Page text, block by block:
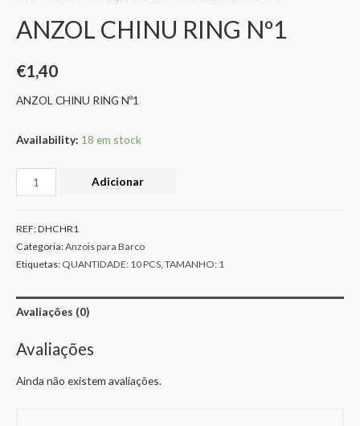
ANZOL CHINU RING Nº1
€1,40
ANZOL CHINU RING Nº1
Availability: 18 em stock
Adicionar
REF:DHCHR1
Categoria:Anzois para Barco
Etiquetas: QUANTIDADE: 10 PCS, TAMANHO: 1
Avaliações (0)
Avaliações
Ainda não existem avaliações.